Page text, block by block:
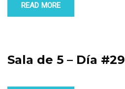
READ MORE
Sala de 5 – Día #29